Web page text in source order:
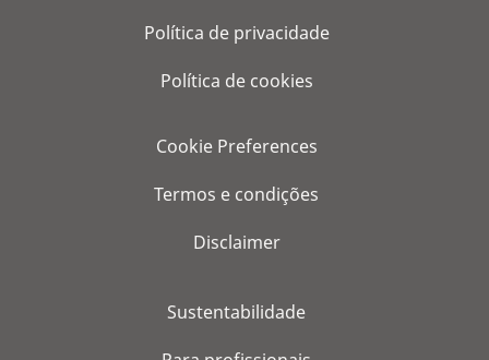
Política de privacidade
Política de cookies
Cookie Preferences
Termos e condições
Disclaimer
Sustentabilidade